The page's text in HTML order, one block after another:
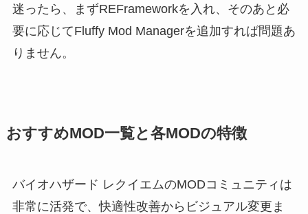
迷ったら、まずREFrameworkを入れ、そのあと必
要に応じてFluffy Mod Managerを追加すれば問題あ
りません。
おすすめMOD一覧と各MODの特徴
バイオハザード レクイエムのMODコミュニティは
非常に活発で、快適性改善からビジュアル変更ま